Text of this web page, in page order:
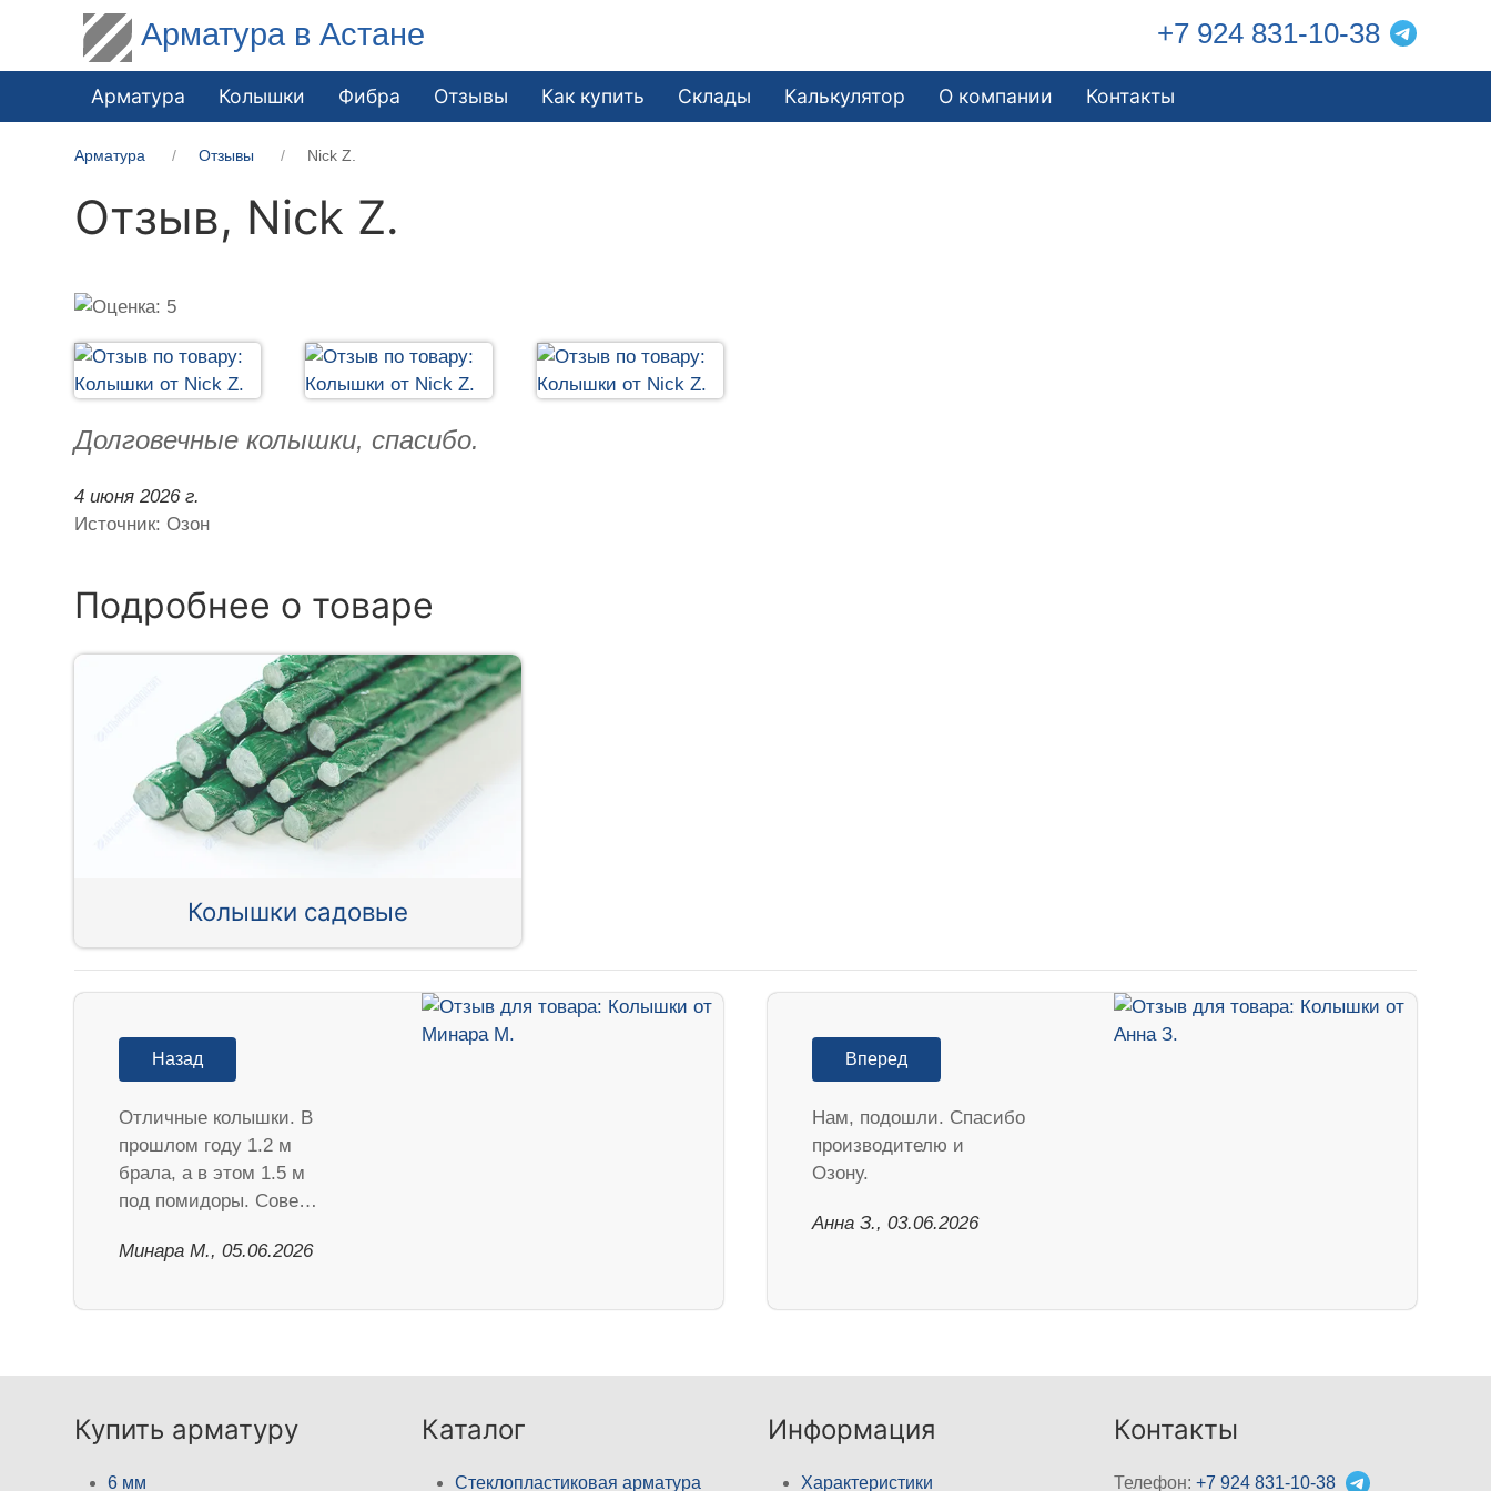
Арматура в Астане +7 924 831-10-38
Арматура Колышки Фибра Отзывы Как купить Склады Калькулятор О компании Контакты
Арматура Отзывы Nick Z.
Отзыв, Nick Z.
Долговечные колышки, спасибо.
4 июня 2026 г.
Источник: Озон
Подробнее о товаре
Колышки садовые
Назад
Отличные колышки. В
прошлом году 1.2 м
брала, а в этом 1.5 м
под помидоры. Сове…
Минара М., 05.06.2026
Вперед
Нам, подошли. Спасибо
производителю и
Озону.
Анна З., 03.06.2026
Купить арматуру
6 мм
Каталог
Стеклопластиковая арматура
Информация
Характеристики
Контакты
Телефон:+7 924 831-10-38